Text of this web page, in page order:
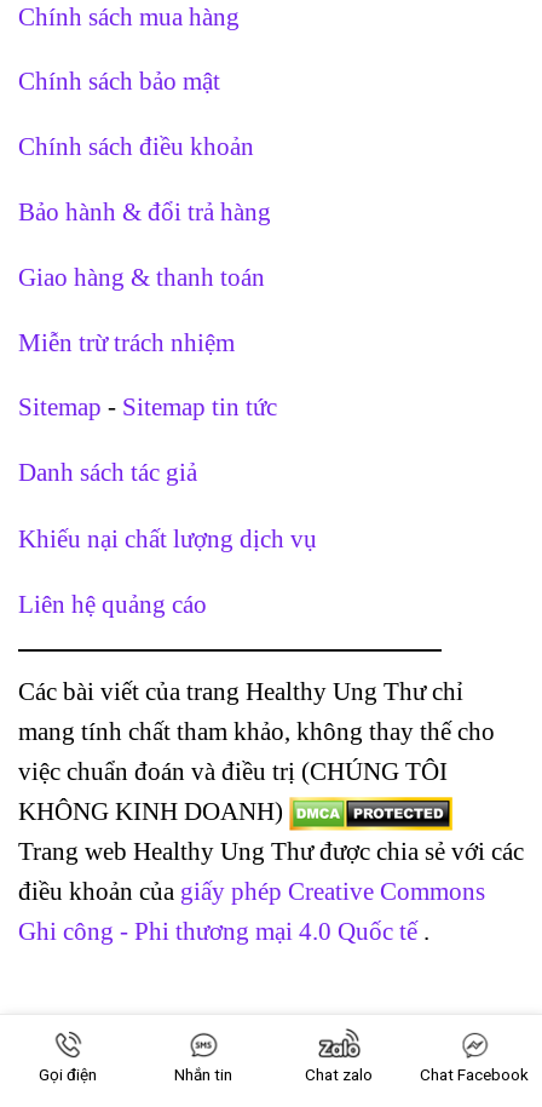
Chính sách mua hàng
Chính sách bảo mật
Chính sách điều khoản
Bảo hành & đổi trả hàng
Giao hàng & thanh toán
Miễn trừ trách nhiệm
Sitemap - Sitemap tin tức
Danh sách tác giả
Khiếu nại chất lượng dịch vụ
Liên hệ quảng cáo
Các bài viết của trang Healthy Ung Thư chỉ
mang tính chất tham khảo, không thay thế cho
việc chuẩn đoán và điều trị (CHÚNG TÔI
KHÔNG KINH DOANH)
Trang web Healthy Ung Thư được chia sẻ với các
điều khoản của giấy phép Creative Commons
Ghi công - Phi thương mại 4.0 Quốc tế .
Copyright 2026 © Healthy ung thư
Gọi điện Nhắn tin Chat zalo Chat Facebook